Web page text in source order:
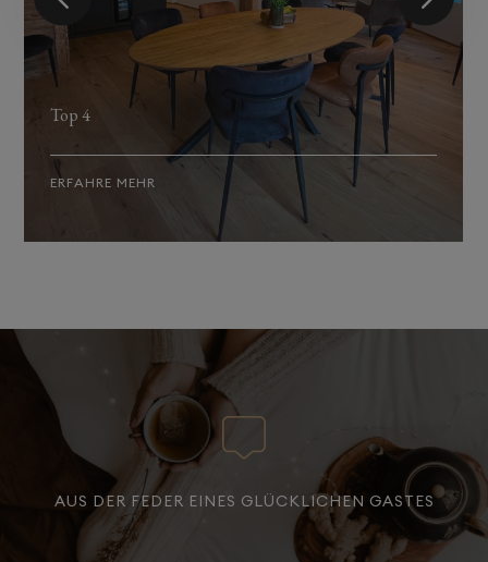
Top 4
ERFAHRE MEHR
AUS DER FEDER EINES GLÜCKLICHEN GASTES